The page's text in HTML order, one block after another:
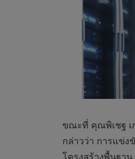
ขณะที่ คุณพิเชฐ เ
กล่าวว่า การแข่ง
โครงสร้างพื้นฐา